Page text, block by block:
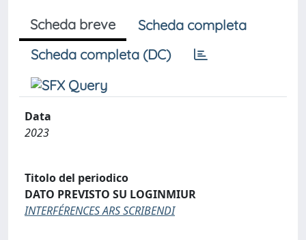
Scheda breve
Scheda completa
Scheda completa (DC)
Data
2023
Titolo del periodico
DATO PREVISTO SU LOGINMIUR
INTERFÉRENCES ARS SCRIBENDI